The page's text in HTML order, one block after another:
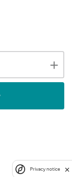
Privacy notice